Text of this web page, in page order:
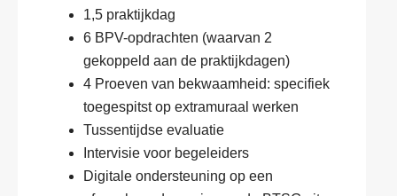
1,5 praktijkdag
6 BPV-opdrachten (waarvan 2
gekoppeld aan de praktijkdagen)
4 Proeven van bekwaamheid: specifiek
toegespitst op extramuraal werken
Tussentijdse evaluatie
Intervisie voor begeleiders
Digitale ondersteuning op een